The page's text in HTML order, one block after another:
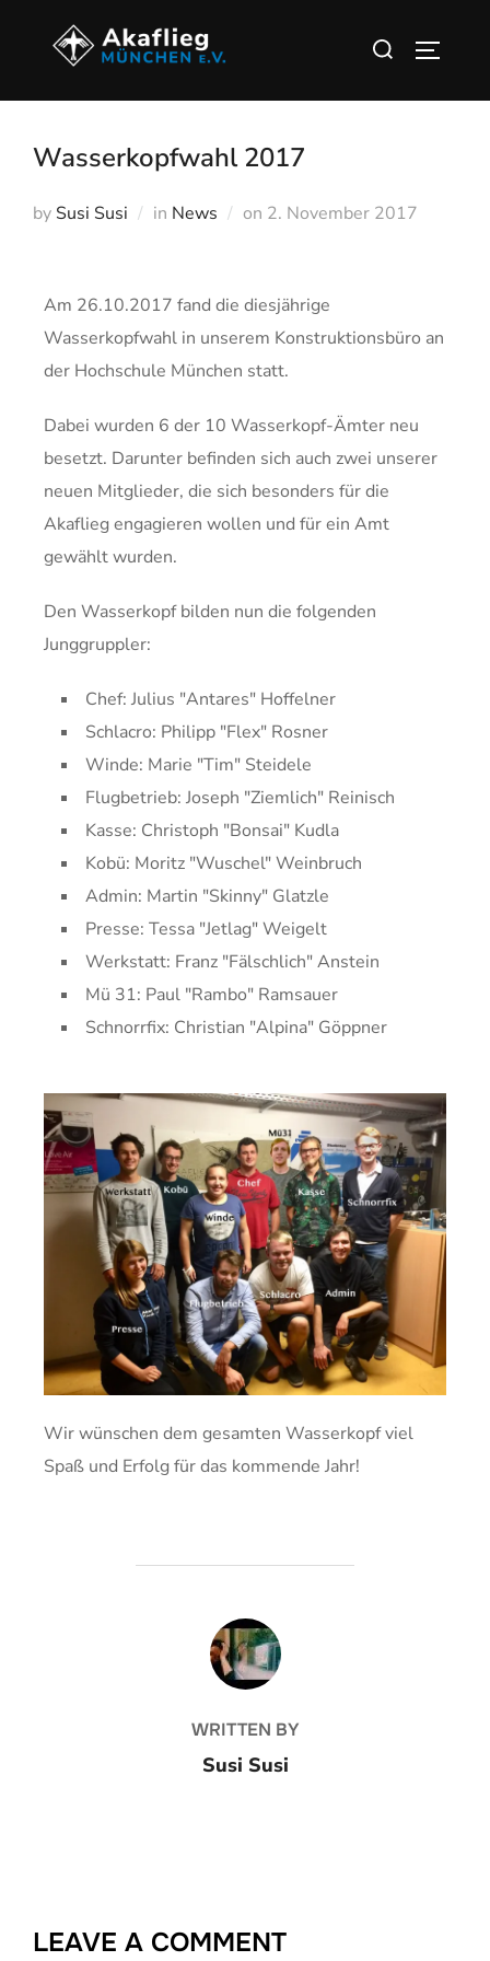
Wasserkopfwahl 2017
by Susi Susi in News on 2. November 2017
Am 26.10.2017 fand die diesjährige
Wasserkopfwahl in unserem Konstruktionsbüro an
der Hochschule München statt.
Dabei wurden 6 der 10 Wasserkopf-Ämter neu
besetzt. Darunter befinden sich auch zwei unserer
neuen Mitglieder, die sich besonders für die
Akaflieg engagieren wollen und für ein Amt
gewählt wurden.
Den Wasserkopf bilden nun die folgenden
Junggruppler:
Chef: Julius "Antares" Hoffelner
Schlacro: Philipp "Flex" Rosner
Winde: Marie "Tim" Steidele
Flugbetrieb: Joseph "Ziemlich" Reinisch
Kasse: Christoph "Bonsai" Kudla
Kobü: Moritz "Wuschel" Weinbruch
Admin: Martin "Skinny" Glatzle
Presse: Tessa "Jetlag" Weigelt
Werkstatt: Franz "Fälschlich" Anstein
Mü 31: Paul "Rambo" Ramsauer
Schnorrfix: Christian "Alpina" Göppner
Wir wünschen dem gesamten Wasserkopf viel
Spaß und Erfolg für das kommende Jahr!
BEITRAGSAUTOR
WRITTEN BY
Susi Susi
LEAVE A COMMENT